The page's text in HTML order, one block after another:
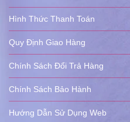
Hình Thức Thanh Toán
Quy Định Giao Hàng
Chính Sách Đổi Trả Hàng
Chính Sách Bảo Hành
Hướng Dẫn Sử Dụng Web